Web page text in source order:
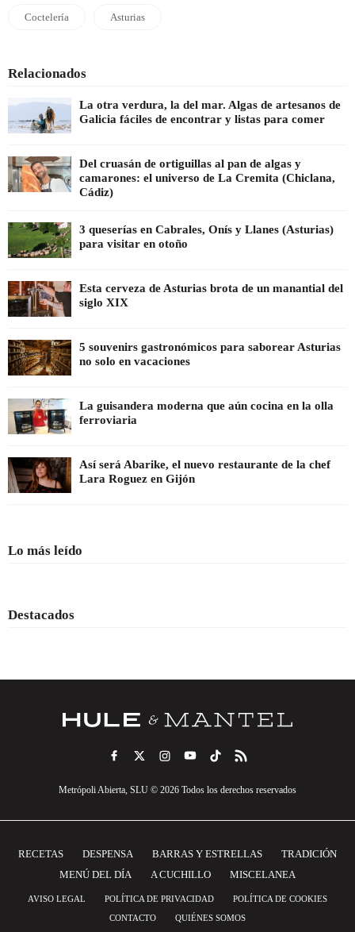
Coctelería Asturias
Relacionados
La otra verdura, la del mar. Algas de artesanos de
Galicia fáciles de encontrar y listas para comer
Del cruasán de ortiguillas al pan de algas y
camarones: el universo de La Cremita (Chiclana,
Cádiz)
3 queserías en Cabrales, Onís y Llanes (Asturias)
para visitar en otoño
Esta cerveza de Asturias brota de un manantial del
siglo XIX
5 souvenirs gastronómicos para saborear Asturias
no solo en vacaciones
La guisandera moderna que aún cocina en la olla
ferroviaria
Así será Abarike, el nuevo restaurante de la chef
Lara Roguez en Gijón
Lo más leído
Destacados
Metrópoli Abierta, SLU © 2026 Todos los derechos reservados
RECETAS DESPENSA BARRAS Y ESTRELLAS
TRADICIÓN
MENÚ DEL DÍA
A CUCHILLO MISCELANEA
AVISO LEGAL POLÍTICA DE PRIVACIDAD
POLÍTICA DE COOKIES
CONTACTO
QUIÉNES SOMOS